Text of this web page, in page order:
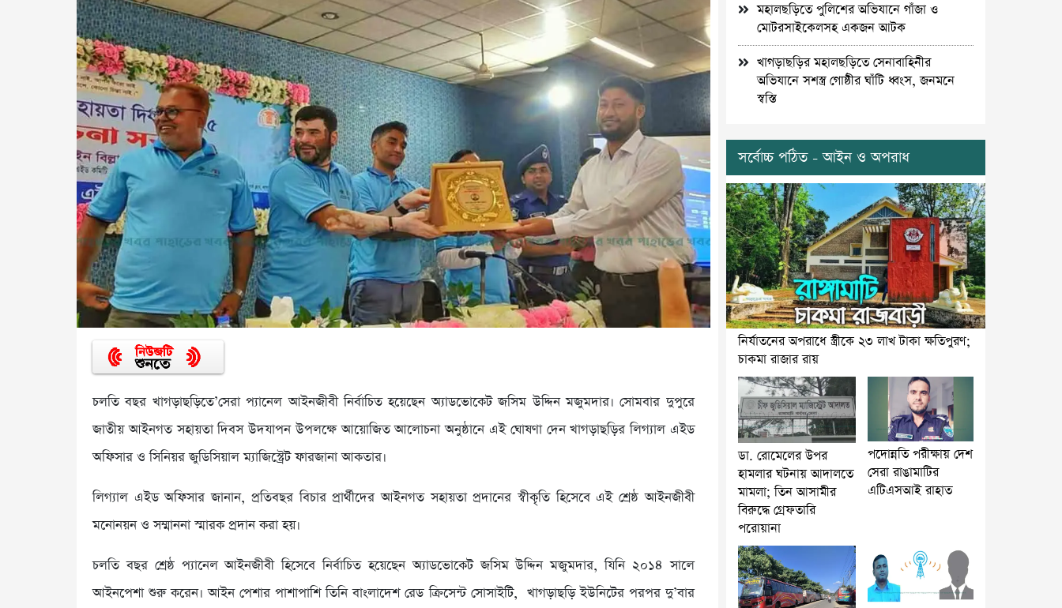
চলতি বছর খাগড়াছড়িতে’সেরা প্যানেল আইনজীবী নির্বাচিত হয়েছেন অ্যাডভোকেট জসিম উদ্দিন মজুমদার। সোমবার দুপুরে
জাতীয় আইনগত সহায়তা দিবস উদযাপন উপলক্ষে আয়োজিত আলোচনা অনুষ্ঠানে এই ঘোষণা দেন খাগড়াছড়ির লিগ্যাল এইড
অফিসার ও সিনিয়র জুডিসিয়াল ম্যাজিস্ট্রেট ফারজানা আকতার।
লিগ্যাল এইড অফিসার জানান, প্রতিবছর বিচার প্রার্থীদের আইনগত সহায়তা প্রদানের স্বীকৃতি হিসেবে এই শ্রেষ্ঠ আইনজীবী
মনোনয়ন ও সম্মাননা স্মারক প্রদান করা হয়।
চলতি বছর শ্রেষ্ঠ প্যানেল আইনজীবী হিসেবে নির্বাচিত হয়েছেন অ্যাডভোকেট জসিম উদ্দিন মজুমদার, যিনি ২০১৪ সালে
আইনপেশা শুরু করেন। আইন পেশার পাশাপাশি তিনি বাংলাদেশ রেড ক্রিসেন্ট সোসাইটি, খাগড়াছড়ি ইউনিটের পরপর দু’বার
মহালছড়িতে পুলিশের অভিযানে গাঁজা ও
মোটরসাইকেলসহ একজন আটক
খাগড়াছড়ির মহালছড়িতে সেনাবাহিনীর
অভিযানে সশস্ত্র গোষ্ঠীর ঘাঁটি ধ্বংস, জনমনে
স্বস্তি
সর্বোচ্চ পঠিত - আইন ও অপরাধ
নির্যাতনের অপরাধে স্ত্রীকে ২৩ লাখ টাকা ক্ষতিপুরণ;
চাকমা রাজার রায়
ডা. রোমেলের উপর
হামলার ঘটনায় আদালতে
মামলা; তিন আসামীর
বিরুদ্ধে গ্রেফতারি
পরোয়ানা
পদোন্নতি পরীক্ষায় দেশ
সেরা রাঙামাটির
এটিএসআই রাহাত